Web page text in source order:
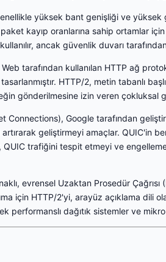
yüksek bant genişliği ve yüksek
kayıp oranlarına sahip ortamlar
ancak güvenlik duvarı
Web tarafından kullanılan HTTP ağ
HTTP/2, metin tabanlı
gönderilmesine izin veren çokluksal
Connections), Google tarafından
geliştirmeyi amaçlar. QUIC'in
QUIC trafiğini tespit etmeyi ve
evrensel Uzaktan Prosedür
için HTTP/2'yi, arayüz açıklama dili
performanslı dağıtık sistemler ve